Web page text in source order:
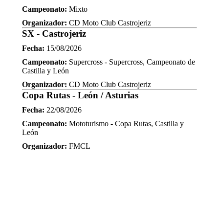
Campeonato: Mixto
Organizador: CD Moto Club Castrojeriz
SX - Castrojeriz
Fecha: 15/08/2026
Campeonato: Supercross - Supercross, Campeonato de
Castilla y León
Organizador: CD Moto Club Castrojeriz
Copa Rutas - León / Asturias
Fecha: 22/08/2026
Campeonato: Mototurismo - Copa Rutas, Castilla y
León
Organizador: FMCL